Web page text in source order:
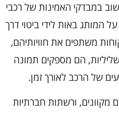
במבדקי האמינות של רכבי
המותג באות לידי ביטוי דרך
משתפים את חוויותיהם,
הם מספקים תמונה
של הרכב לאורך זמן.
מקוונים, ורשתות חברתיות